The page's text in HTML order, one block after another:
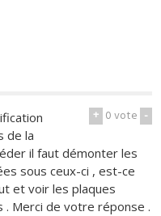
+ 0vote -
de la
il faut démonter les
sous ceux-ci , est-ce
et voir les plaques
Merci de votre réponse .